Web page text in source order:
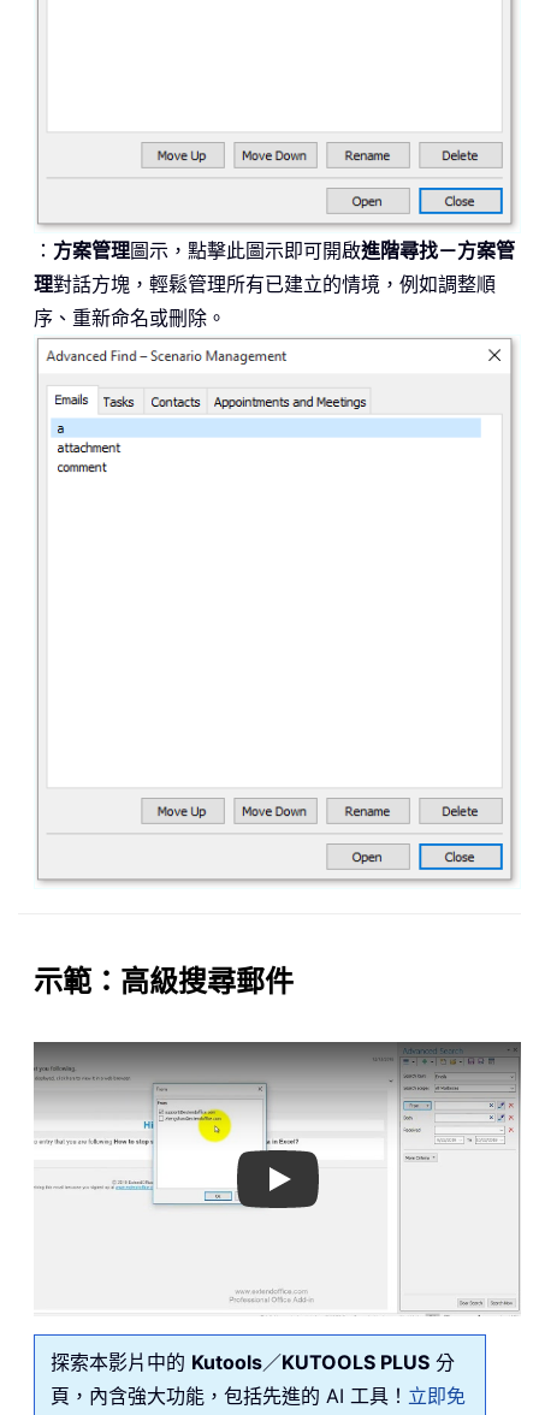
： 方案管理圖示，點擊此圖示即可開啟進階尋找－方案管
理對話方塊，輕鬆管理所有已建立的情境，例如調整順
序、重新命名或刪除。
示範：高級搜尋郵件
Play
探索本影片中的 Kutools／KUTOOLS PLUS 分
頁，內含強大功能，包括先進的 AI 工具！ 立即免